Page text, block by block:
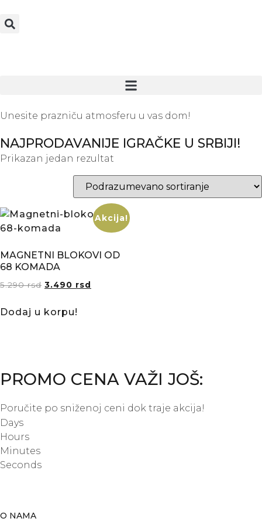
Unesite prazniču atmosferu u vas dom!
NAJPRODAVANIJE IGRAČKE U SRBIJI!
Prikazan jedan rezultat
Akcija!
MAGNETNI BLOKOVI OD
68 KOMADA
5.290rsd 3.490 rsd
Dodaj u korpu!
PROMO CENA VAŽI JOŠ:
Poručite po sniženoj ceni dok traje akcija!
Days
Hours
Minutes
Seconds
O NAMA